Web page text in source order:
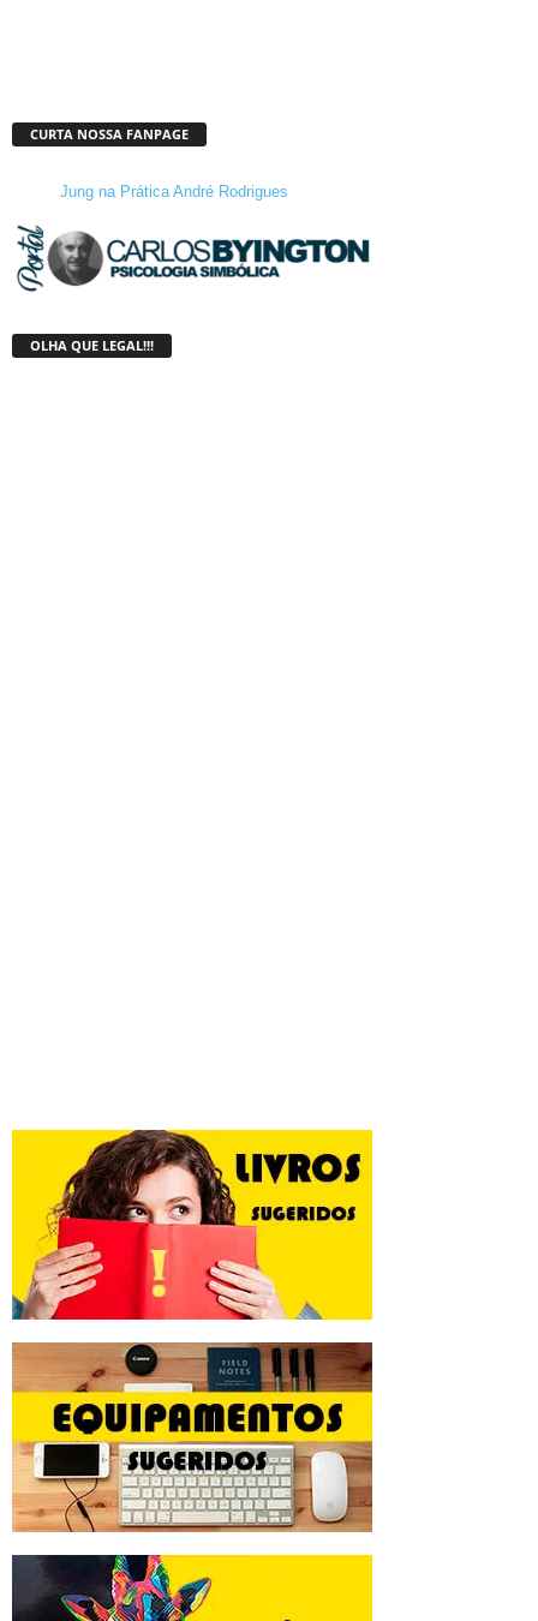
CURTA NOSSA FANPAGE
Jung na Prática André Rodrigues
OLHA QUE LEGAL!!!